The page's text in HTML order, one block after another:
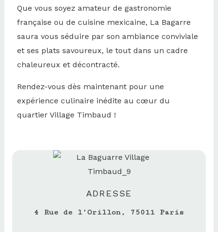
Que vous soyez amateur de gastronomie
française ou de cuisine mexicaine, La Bagarre
saura vous séduire par son ambiance conviviale
et ses plats savoureux, le tout dans un cadre
chaleureux et décontracté.
Rendez-vous dès maintenant pour une
expérience culinaire inédite au cœur du
quartier Village Timbaud !
ADRESSE
4 Rue de l’Orillon, 75011 Paris